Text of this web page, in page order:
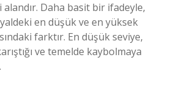
alandır. Daha basit bir ifadeyle,
en düşük ve en yüksek
farktır. En düşük seviye,
ve temelde kaybolmaya